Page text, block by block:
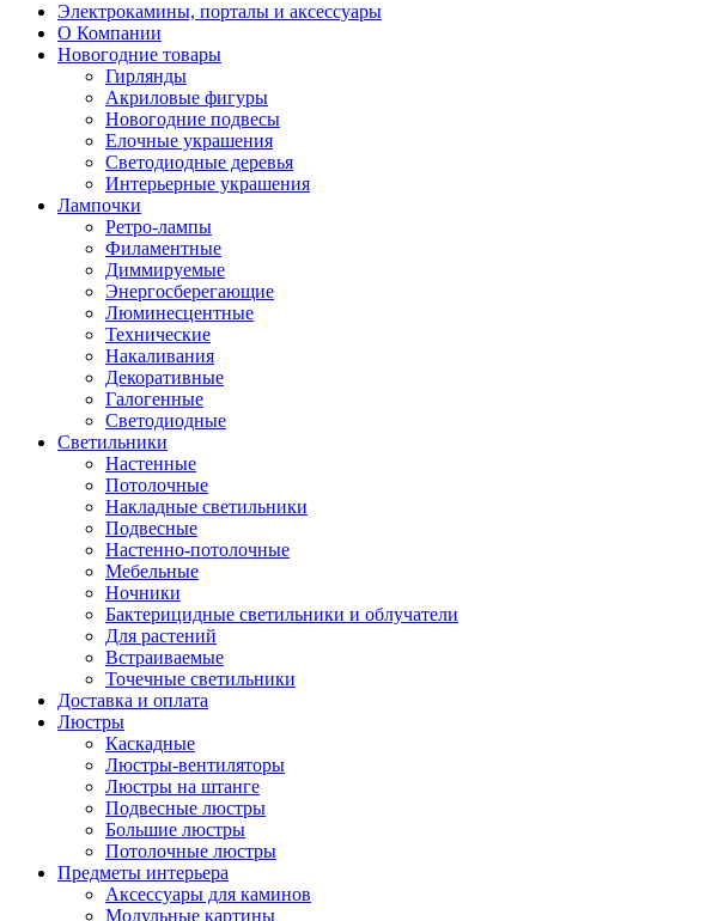
Электрокамины, порталы и аксессуары
О Компании
Новогодние товары
Гирлянды
Акриловые фигуры
Новогодние подвесы
Елочные украшения
Светодиодные деревья
Интерьерные украшения
Лампочки
Ретро-лампы
Филаментные
Диммируемые
Энергосберегающие
Люминесцентные
Технические
Накаливания
Декоративные
Галогенные
Светодиодные
Светильники
Настенные
Потолочные
Накладные светильники
Подвесные
Настенно-потолочные
Мебельные
Ночники
Бактерицидные светильники и облучатели
Для растений
Встраиваемые
Точечные светильники
Доставка и оплата
Люстры
Каскадные
Люстры-вентиляторы
Люстры на штанге
Подвесные люстры
Большие люстры
Потолочные люстры
Предметы интерьера
Аксессуары для каминов
Модульные картины